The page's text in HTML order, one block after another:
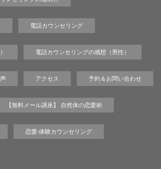
電話カウンセリング
電話カウンセリングの感想（男性）
アクセス 予約＆お問い合わせ
【無料メール講座】 自然体の恋愛術
恋愛-体験カウンセリング